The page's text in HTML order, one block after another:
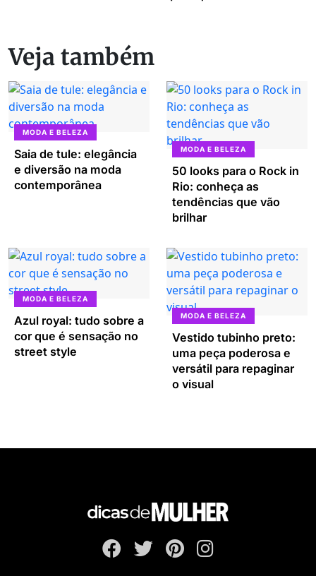
Veja também
MODA E BELEZA
Saia de tule: elegância
e diversão na moda
contemporânea
MODA E BELEZA
50 looks para o Rock in
Rio: conheça as
tendências que vão
brilhar
MODA E BELEZA
Azul royal: tudo sobre a
cor que é sensação no
street style
MODA E BELEZA
Vestido tubinho preto:
uma peça poderosa e
versátil para repaginar
o visual